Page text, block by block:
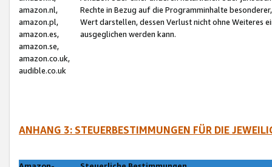
amazon.nl,
amazon.pl,
amazon.es,
amazon.se,
amazon.co.uk,
audible.co.uk
Rechte in Bezug auf die Programminhalte
Wert darstellen, dessen Verlust nicht ohne Weiteres
ausgeglichen werden kann.
ANHANG 3: STEUERBESTIMMUNGEN FÜR DIE